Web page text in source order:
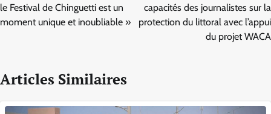
l’article
le Festival de Chinguetti est un
moment unique et inoubliable »
capacités des journalistes sur la
protection du littoral avec l’appui
du projet WACA
Articles Similaires